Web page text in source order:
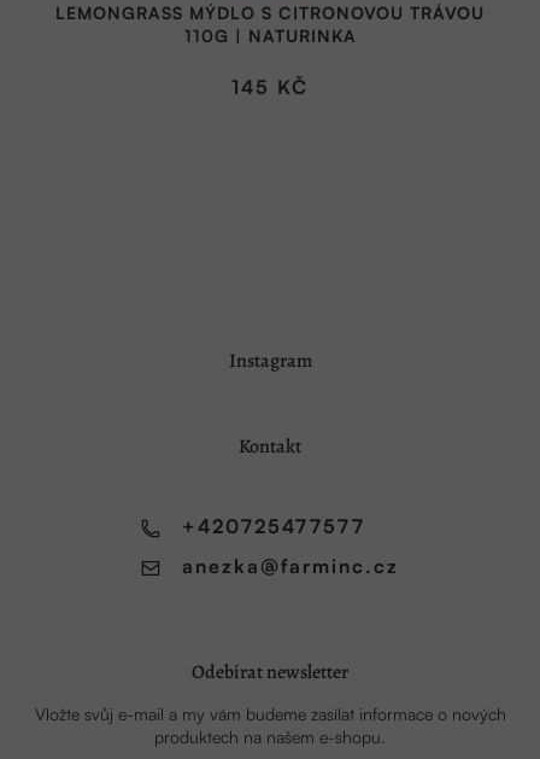
LEMONGRASS MÝDLO S CITRONOVOU TRÁVOU
110G | NATURINKA
145 KČ
Instagram
Kontakt
anezka @farminc.cz
+420725477577
Odebírat newsletter
Vložte svůj e-mail a my vám budeme zasílat informace o nových
produktech na našem e-shopu.